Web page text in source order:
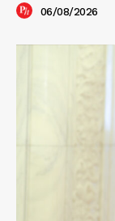
06/08/2026